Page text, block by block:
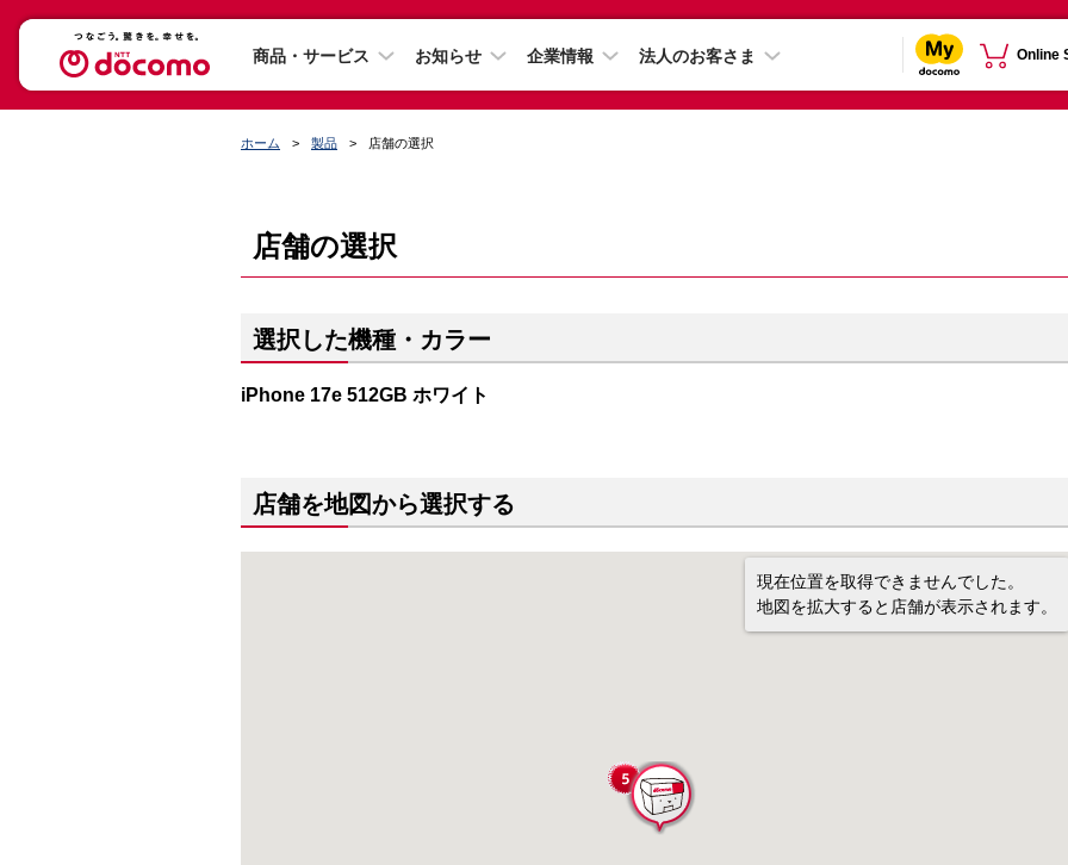
商品・サービス お知らせ 企業情報 法人のお客さま Online
ホーム 製品 店舗の選択
店舗の選択
選択した機種・カラー
iPhone 17e 512GB ホワイト
店舗を地図から選択する
現在位置を取得できませんでした。
地図を拡大すると店舗が表示されます。